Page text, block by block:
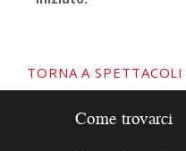
TORNA A SPETTACOLI
Come trovarci